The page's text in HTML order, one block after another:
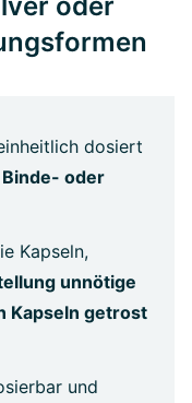
dosiert
Binde- oder
Kapseln,
unnötige
Kapseln getrost
und